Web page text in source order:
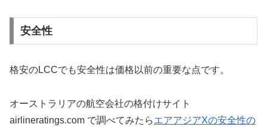
安全性
格安のLCCでも安全性は価格以前の重要な点です。
オーストラリアの航空会社の格付けサイト
airlineratings.com で調べてみたらエアアジアXの安全性の